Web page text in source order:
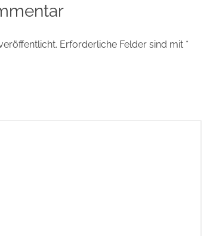
Erforderliche Felder sind mit *